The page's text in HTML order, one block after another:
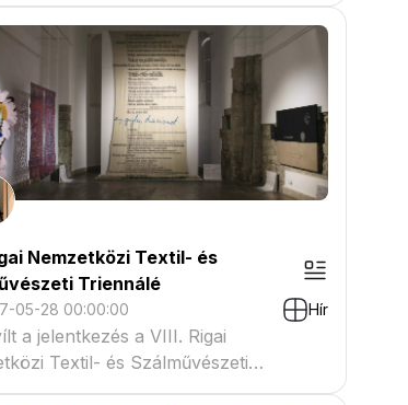
Nemzetközi Textil- és
Triennálé
05-28 00:00:00 Hír
a jelentkezés a VIII. Rigai
Textil- és Szálművészeti